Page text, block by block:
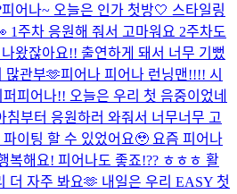
피어나~ 오늘은 인가 첫방🤍​ 스타일링
1주차 응원해 줘서 고마워요 2주차도
왔잖아요!! 출연하게 돼서 너무 기뻤
많관부🫶​피어나 피어나 런닝맨!!!! 시
피어나!! 오늘은 우리 첫 음중이었네
침부터 응원하러 와줘서 너무너무 고
이팅 할 수 있었어요🥹 요즘 피어나
복해요! 피어나도 좋죠!?? ㅎㅎㅎ 활
더 자주 봐요🫶 내일은 우리 EASY 첫